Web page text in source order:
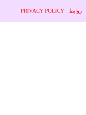
روابط PRIVACY POLICY